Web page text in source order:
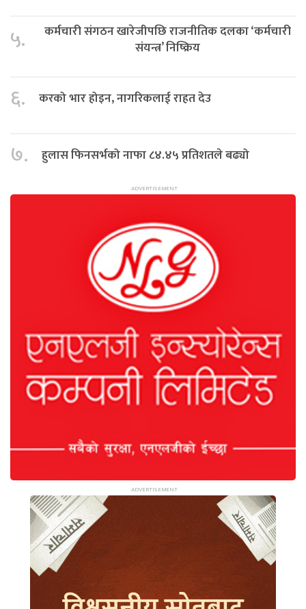
५.
कर्मचारी संगठन खारेजीपछि राजनीतिक दलका ‘कर्मचारी
संयन्त्र’ निष्क्रिय
६. करको भार होइन, नागरिकलाई राहत देउ
७. हुलास फिनसर्भको नाफा ८४.४५ प्रतिशतले बढ्यो